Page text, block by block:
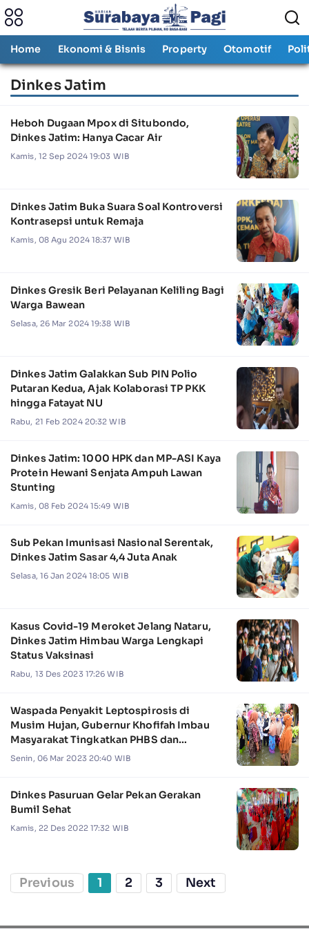
Home Ekonomi & Bisnis Property Otomotif
Dinkes Jatim
Heboh Dugaan Mpox di Situbondo,
Dinkes Jatim: Hanya Cacar Air
Kamis, 12 Sep 2024 19:03 WIB
Dinkes Jatim Buka Suara Soal Kontroversi
Kontrasepsi untuk Remaja
Kamis, 08 Agu 2024 18:37 WIB
Dinkes Gresik Beri Pelayanan Keliling Bagi
Warga Bawean
Selasa, 26 Mar 2024 19:38 WIB
Dinkes Jatim Galakkan Sub PIN Polio
Putaran Kedua, Ajak Kolaborasi TP PKK
hingga Fatayat NU
Rabu, 21 Feb 2024 20:32 WIB
Dinkes Jatim: 1000 HPK dan MP-ASI Kaya
Protein Hewani Senjata Ampuh Lawan
Stunting
Kamis, 08 Feb 2024 15:49 WIB
Sub Pekan Imunisasi Nasional Serentak,
Dinkes Jatim Sasar 4,4 Juta Anak
Selasa, 16 Jan 2024 18:05 WIB
Kasus Covid-19 Meroket Jelang Nataru,
Dinkes Jatim Himbau Warga Lengkapi
Status Vaksinasi
Rabu, 13 Des 2023 17:26 WIB
Waspada Penyakit Leptospirosis di
Musim Hujan, Gubernur Khofifah Imbau
Masyarakat Tingkatkan PHBS dan
Pemeriksaan Dini
Senin, 06 Mar 2023 20:40 WIB
Dinkes Pasuruan Gelar Pekan Gerakan
Bumil Sehat
Kamis, 22 Des 2022 17:32 WIB
Previous 1 2 3 Next